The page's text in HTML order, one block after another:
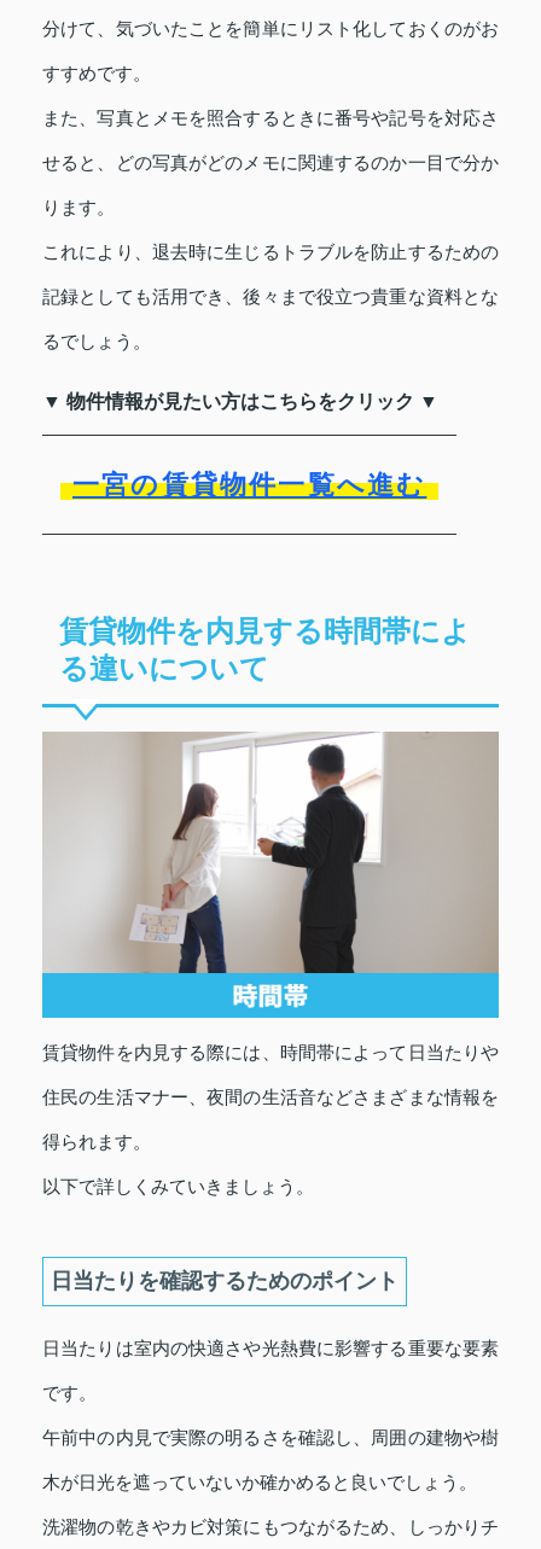
分けて、気づいたことを簡単にリスト化しておくのがお
すすめです。
また、写真とメモを照合するときに番号や記号を対応さ
せると、どの写真がどのメモに関連するのか一目で分か
ります。
これにより、退去時に生じるトラブルを防止するための
記録としても活用でき、後々まで役立つ貴重な資料とな
るでしょう。
▼ 物件情報が見たい方はこちらをクリック ▼
一宮の賃貸物件一覧へ進む
賃貸物件を内見する時間帯によ
る違いについて
賃貸物件を内見する際には、時間帯によって日当たりや
住民の生活マナー、夜間の生活音などさまざまな情報を
得られます。
以下で詳しくみていきましょう。
日当たりを確認するためのポイント
日当たりは室内の快適さや光熱費に影響する重要な要素
です。
午前中の内見で実際の明るさを確認し、周囲の建物や樹
木が日光を遮っていないか確かめると良いでしょう。
洗濯物の乾きやカビ対策にもつながるため、しっかりチ